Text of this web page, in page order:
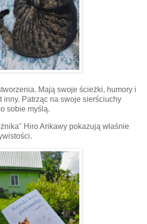
Mają swoje ścieżki, humory i
inny. Patrząc na swoje sierściuchy
sobie myślą.
Hiro Arikawy pokazują właśnie